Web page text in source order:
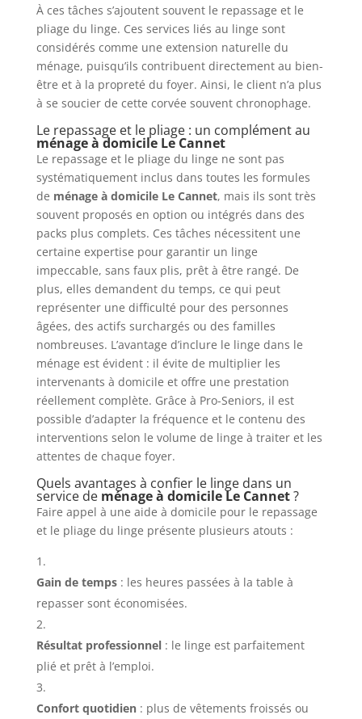
À ces tâches s’ajoutent souvent le repassage et le
pliage du linge. Ces services liés au linge sont
considérés comme une extension naturelle du
ménage, puisqu’ils contribuent directement au bien-
être et à la propreté du foyer. Ainsi, le client n’a plus
à se soucier de cette corvée souvent chronophage.
Le repassage et le pliage : un complément au
ménage à domicile Le Cannet
Le repassage et le pliage du linge ne sont pas
systématiquement inclus dans toutes les formules
de ménage à domicile Le Cannet, mais ils sont très
souvent proposés en option ou intégrés dans des
packs plus complets. Ces tâches nécessitent une
certaine expertise pour garantir un linge
impeccable, sans faux plis, prêt à être rangé. De
plus, elles demandent du temps, ce qui peut
représenter une difficulté pour des personnes
âgées, des actifs surchargés ou des familles
nombreuses. L’avantage d’inclure le linge dans le
ménage est évident : il évite de multiplier les
intervenants à domicile et offre une prestation
réellement complète. Grâce à Pro-Seniors, il est
possible d’adapter la fréquence et le contenu des
interventions selon le volume de linge à traiter et les
attentes de chaque foyer.
Quels avantages à confier le linge dans un
service de ménage à domicile Le Cannet?
Faire appel à une aide à domicile pour le repassage
et le pliage du linge présente plusieurs atouts :
Gain de temps: les heures passées à la table à
repasser sont économisées.
Résultat professionnel: le linge est parfaitement
plié et prêt à l’emploi.
Confort quotidien: plus de vêtements froissés ou